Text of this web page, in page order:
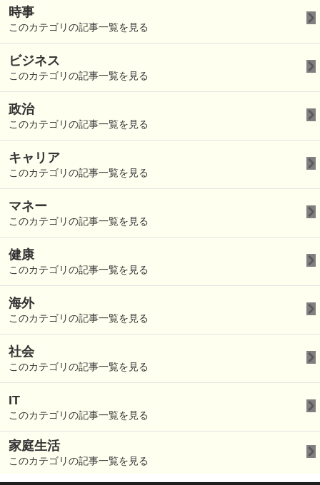
時事
このカテゴリの記事一覧を見る
ビジネス
このカテゴリの記事一覧を見る
政治
このカテゴリの記事一覧を見る
キャリア
このカテゴリの記事一覧を見る
マネー
このカテゴリの記事一覧を見る
健康
このカテゴリの記事一覧を見る
海外
このカテゴリの記事一覧を見る
社会
このカテゴリの記事一覧を見る
IT
このカテゴリの記事一覧を見る
家庭生活
このカテゴリの記事一覧を見る